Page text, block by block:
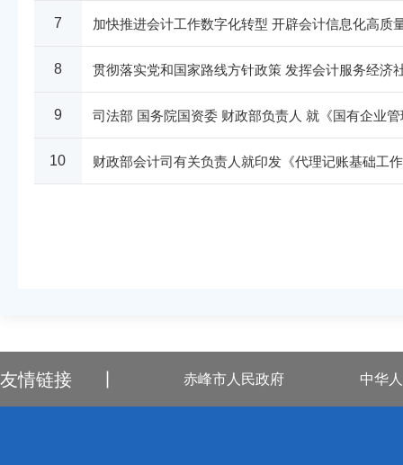
7 加快推进会计工作数字化转型 开辟会计信息化高
8 贯彻落实党和国家路线方针政策 发挥会计服务经
9 司法部 国务院国资委 财政部负责人 就《国有企业
10 财政部会计司有关负责人就印发《代理记账基础工
友情链接 丨 赤峰市人民政府 中华